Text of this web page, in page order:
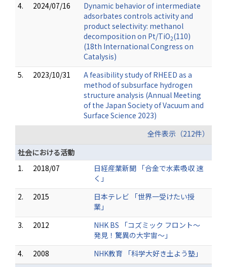
4.
2024/07/16
Dynamic behavior of intermediate
adsorbates controls activity and
product selectivity: methanol
decomposition on Pt/TiO2(110)
(18th International Congress on
Catalysis)
5.
2023/10/31
A feasibility study of RHEED as a
method of subsurface hydrogen
structure analysis (Annual Meeting
of the Japan Society of Vacuum and
Surface Science 2023)
全件表示（212件）
社会における活動
1.
2018/07
日経産業新聞 「合金で水素吸収 速
く」
2.
2015
日本テレビ 「世界一受けたい授
業」
3.
2012
NHK BS 「コズミック フロント～
発見！驚異の大宇宙～」
4.
2008
NHK教育 「科学大好き土よう塾」